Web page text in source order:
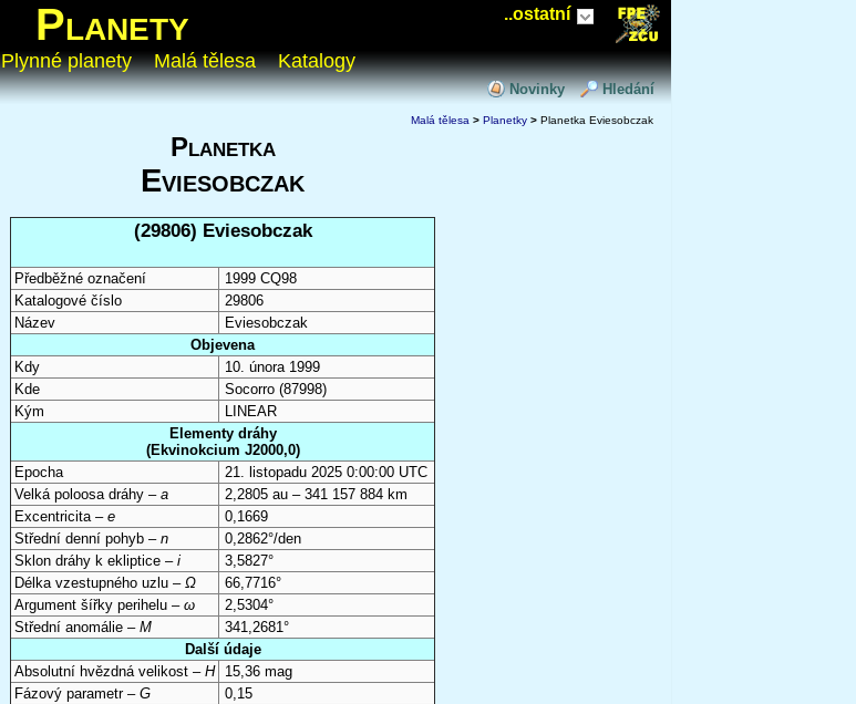
..ostatní
Planety
Plynné planety Malá tělesa Katalogy
Novinky Hledání
Malá tělesa > Planetky > Planetka Eviesobczak
Planetka
Eviesobczak
(29806) Eviesobczak
Předběžné označení
1999 CQ98
Katalogové číslo
29806
Název
Eviesobczak
Objevena
Kdy
10. února 1999
Kde
Socorro (87998)
Kým
LINEAR
Elementy dráhy
(Ekvinokcium J2000,0)
Epocha
21. listopadu 2025 0:00:00 UTC
Velká poloosa dráhy – a
2,2805 au – 341 157 884 km
Excentricita – e
0,1669
Střední denní pohyb – n
0,2862°/den
Sklon dráhy k ekliptice – i
3,5827°
Délka vzestupného uzlu – Ω
66,7716°
Argument šířky perihelu – ω
2,5304°
Střední anomálie – M
341,2681°
Další údaje
Absolutní hvězdná velikost – H
15,36 mag
Fázový parametr – G
0,15